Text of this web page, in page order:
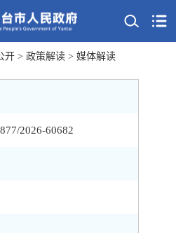
开 > 政策解读 > 媒体解读
2026-60682